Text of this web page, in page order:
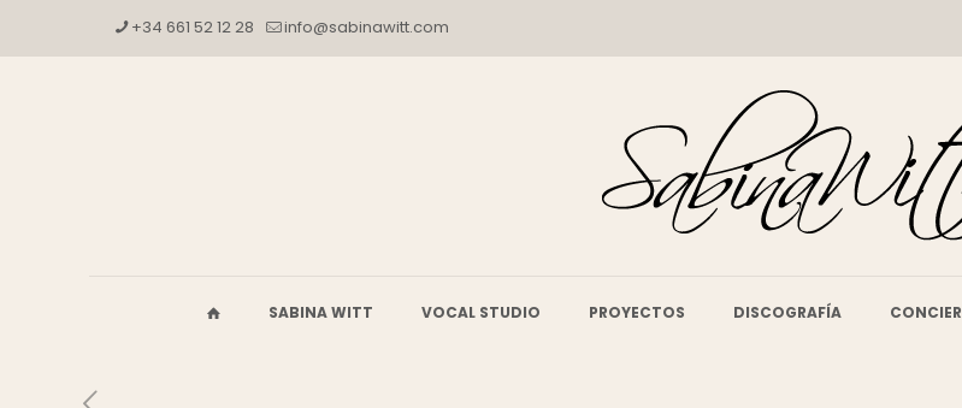
+34 661 52 12 28 info@sabinawitt.com
SABINA WITT VOCAL STUDIO PROYECTOS DISCOGRAFÍA